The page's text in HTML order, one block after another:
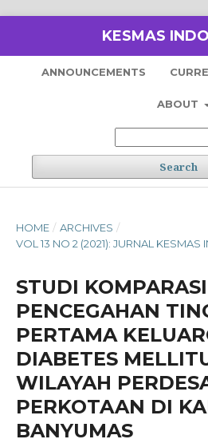
KESMAS
ANNOUNCEMENTS
ABOUT
Search
HOME / ARCHIVES /
VOL 13 NO 2 (2021): JURNAL KESMAS
STUDI
PENCEGAHAN
PERTAMA
DIABETES
WILAYAH
PERKOTAAN DI
BANYUMAS